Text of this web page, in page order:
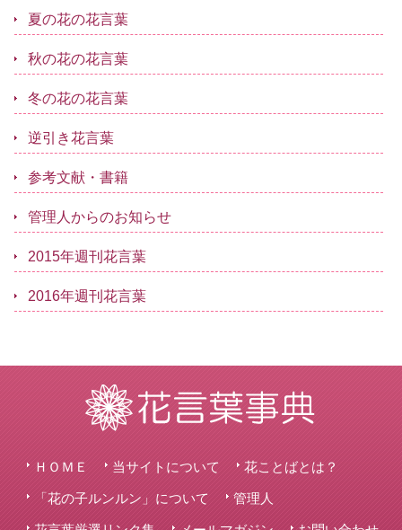
夏の花の花言葉
秋の花の花言葉
冬の花の花言葉
逆引き花言葉
参考文献・書籍
管理人からのお知らせ
2015年週刊花言葉
2016年週刊花言葉
ＨＯＭＥ 当サイトについて 花ことばとは？
「花の子ルンルン」について 管理人